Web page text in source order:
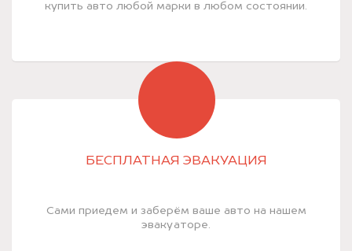
купить авто любой марки в любом состоянии.
БЕСПЛАТНАЯ ЭВАКУАЦИЯ
Сами приедем и заберём ваше авто на нашем
эвакуаторе.